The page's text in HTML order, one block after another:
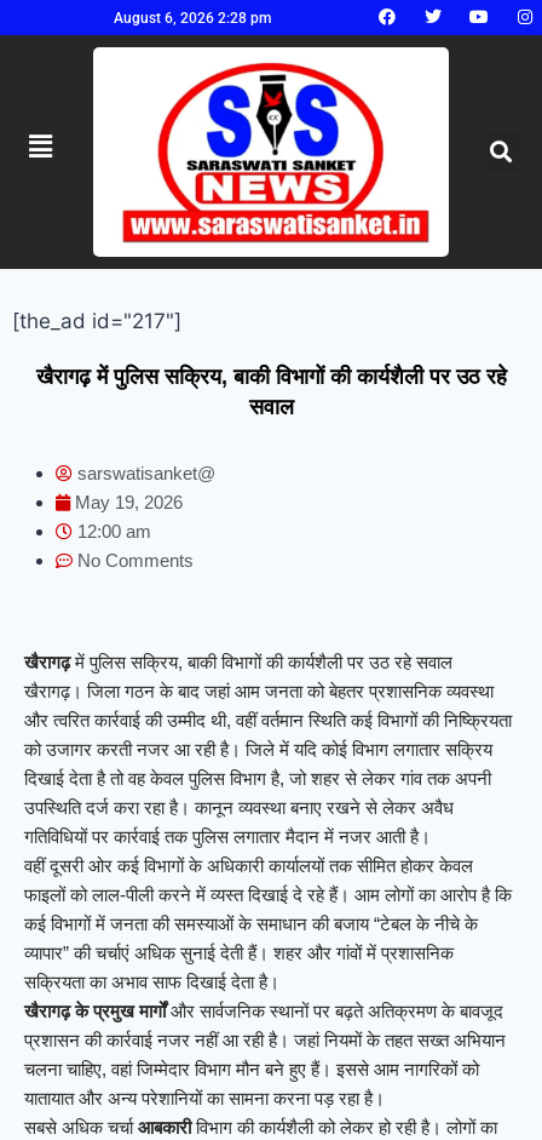
August 6, 2026 2:28 pm
[the_ad id="217"]
खैरागढ़ में पुलिस सक्रिय, बाकी विभागों की कार्यशैली पर उठ रहे
सवाल
sarswatisanket@
May 19, 2026
12:00 am
No Comments
खैरागढ़में पुलिस सक्रिय, बाकी विभागों की कार्यशैली पर उठ रहे सवाल
खैरागढ़। जिला गठन के बाद जहां आम जनता को बेहतर प्रशासनिक व्यवस्था
और त्वरित कार्रवाई की उम्मीद थी, वहीं वर्तमान स्थिति कई विभागों की निष्क्रियता
को उजागर करती नजर आ रही है। जिले में यदि कोई विभाग लगातार सक्रिय
दिखाई देता है तो वह केवल पुलिस विभाग है, जो शहर से लेकर गांव तक अपनी
उपस्थिति दर्ज करा रहा है। कानून व्यवस्था बनाए रखने से लेकर अवैध
गतिविधियों पर कार्रवाई तक पुलिस लगातार मैदान में नजर आती है।
वहीं दूसरी ओर कई विभागों के अधिकारी कार्यालयों तक सीमित होकर केवल
फाइलों को लाल-पीली करने में व्यस्त दिखाई दे रहे हैं। आम लोगों का आरोप है कि
कई विभागों में जनता की समस्याओं के समाधान की बजाय “टेबल के नीचे के
व्यापार” की चर्चाएं अधिक सुनाई देती हैं। शहर और गांवों में प्रशासनिक
सक्रियता का अभाव साफ दिखाई देता है।
खैरागढ़ के प्रमुख मार्गोंऔर सार्वजनिक स्थानों पर बढ़ते अतिक्रमण के बावजूद
प्रशासन की कार्रवाई नजर नहीं आ रही है। जहां नियमों के तहत सख्त अभियान
चलना चाहिए, वहां जिम्मेदार विभाग मौन बने हुए हैं। इससे आम नागरिकों को
यातायात और अन्य परेशानियों का सामना करना पड़ रहा है।
सबसे अधिक चर्चाआबकारीविभाग की कार्यशैली को लेकर हो रही है। लोगों का